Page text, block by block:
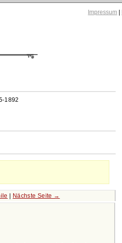
Impressum
1892
Nächste Seite →